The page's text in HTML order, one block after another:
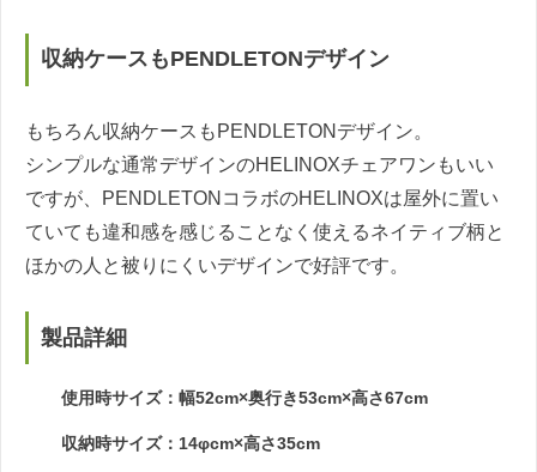
収納ケースもPENDLETONデザイン
もちろん収納ケースもPENDLETONデザイン。
シンプルな通常デザインのHELINOXチェアワンもいい
ですが、PENDLETONコラボのHELINOXは屋外に置い
ていても違和感を感じることなく使えるネイティブ柄と
ほかの人と被りにくいデザインで好評です。
製品詳細
使用時サイズ：幅52cm×奥行き53cm×高さ67cm
収納時サイズ：14φcm×高さ35cm